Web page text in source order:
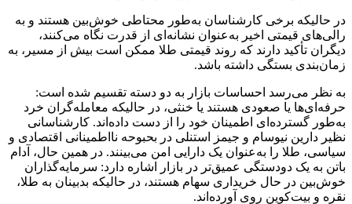
در حالیکه برخی کارشناسان به‌طور محتاطی خوش‌بین هستند و به
رالی‌های قیمتی اخیر به‌عنوان نشانه‌ای از قدرت نگاه می‌کنند،
دیگران تأکید دارند که روند قیمتی طلا ممکن است بیش از مسیر، به
زمان‌بندی بستگی داشته باشد.
به نظر می‌رسد احساسات بازار به دو دسته تقسیم شده است:
حرفه‌ای‌ها یا صعودی هستند یا خنثی، در حالیکه معامله‌گران خرد
به‌طور گسترده‌ای اطمینان خود را از دست داده‌اند. کارشناسانی
نظیر دارین نیوسام و جیمز استنلی در بحبوحه نااطمینانی اقتصادی و
سیاسی، طلا را به‌عنوان یک دارایی امن می‌بینند. در همین حال، آدام
باتن به یک دودستگی عمیق‌تر در بازار اشاره دارد: سرمایه‌گذاران
خوش‌بین در حال خریداری سهام هستند، در حالیکه بدبینان به طلا،
نقره و بیت‌کوین روی آورده‌اند.